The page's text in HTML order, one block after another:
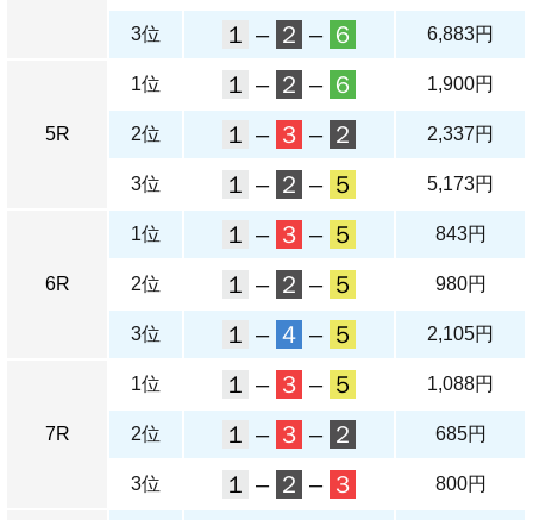
3位 １ – ２ – ６ 6,883円
5R
1位 １ – ２ – ６ 1,900円
2位 １ – ３ – ２ 2,337円
3位 １ – ２ – ５ 5,173円
6R
1位 １ – ３ – ５ 843円
2位 １ – ２ – ５ 980円
3位 １ – ４ – ５ 2,105円
7R
1位 １ – ３ – ５ 1,088円
2位 １ – ３ – ２ 685円
3位 １ – ２ – ３ 800円